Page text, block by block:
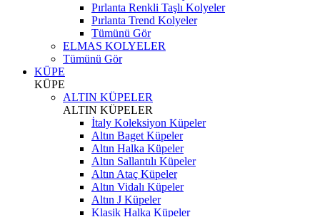
Pırlanta Renkli Taşlı Kolyeler
Pırlanta Trend Kolyeler
Tümünü Gör
ELMAS KOLYELER
Tümünü Gör
KÜPE
KÜPE
ALTIN KÜPELER
ALTIN KÜPELER
İtaly Koleksiyon Küpeler
Altın Baget Küpeler
Altın Halka Küpeler
Altın Sallantılı Küpeler
Altın Ataç Küpeler
Altın Vidalı Küpeler
Altın J Küpeler
Klasik Halka Küpeler